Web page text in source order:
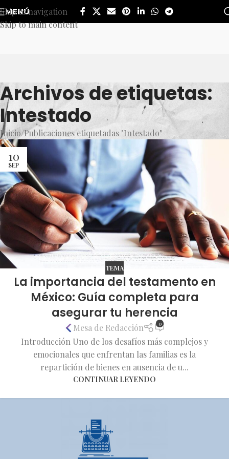
Skip to navigation
Skip to main content
MENÚ
Archivos de etiquetas:
Intestado
Inicio Publicaciones etiquetadas "Intestado"
10
SEP
TEMA
La importancia del testamento en
México: Guía completa para
asegurar tu herencia
Mesa de Redacción 0
Introducción Uno de los desafíos más complejos y
emocionales que enfrentan las familias es la
repartición de bienes en ausencia de u...
CONTINUAR LEYENDO